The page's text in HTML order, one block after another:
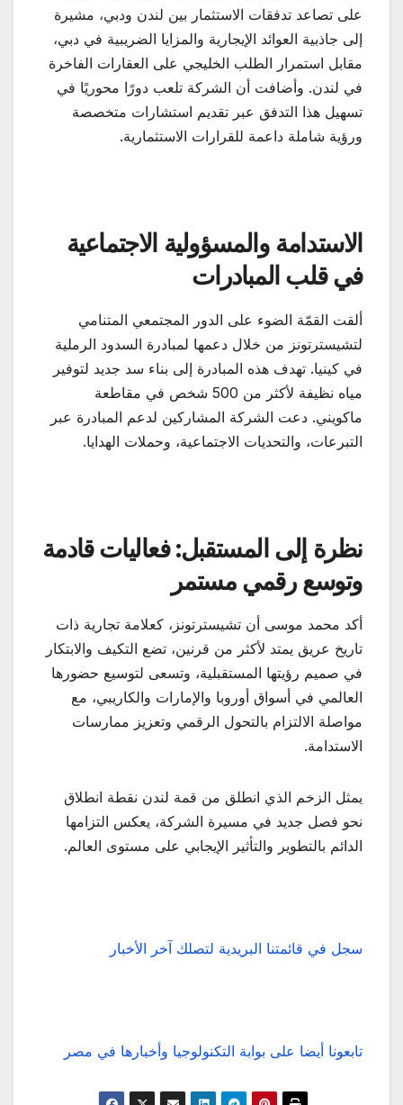
على تصاعد تدفقات الاستثمار بين لندن ودبي، مشيرة
إلى جاذبية العوائد الإيجارية والمزايا الضريبية في دبي،
مقابل استمرار الطلب الخليجي على العقارات الفاخرة
في لندن. وأضافت أن الشركة تلعب دورًا محوريًا في
تسهيل هذا التدفق عبر تقديم استشارات متخصصة
ورؤية شاملة داعمة للقرارات الاستثمارية.
الاستدامة والمسؤولية الاجتماعية
في قلب المبادرات
ألقت القمّة الضوء على الدور المجتمعي المتنامي
لتشيسترتونز من خلال دعمها لمبادرة السدود الرملية
في كينيا. تهدف هذه المبادرة إلى بناء سد جديد لتوفير
مياه نظيفة لأكثر من 500 شخص في مقاطعة
ماكويني. دعت الشركة المشاركين لدعم المبادرة عبر
التبرعات، والتحديات الاجتماعية، وحملات الهدايا.
نظرة إلى المستقبل: فعاليات قادمة
وتوسع رقمي مستمر
أكد محمد موسى أن تشيسترتونز، كعلامة تجارية ذات
تاريخ عريق يمتد لأكثر من قرنين، تضع التكيف والابتكار
في صميم رؤيتها المستقبلية، وتسعى لتوسيع حضورها
العالمي في أسواق أوروبا والإمارات والكاريبي، مع
مواصلة الالتزام بالتحول الرقمي وتعزيز ممارسات
الاستدامة.
يمثل الزخم الذي انطلق من قمة لندن نقطة انطلاق
نحو فصل جديد في مسيرة الشركة، يعكس التزامها
الدائم بالتطوير والتأثير الإيجابي على مستوى العالم.
سجل في قائمتنا البريدية لتصلك آخر الأخبار
تابعونا أيضا على بوابة التكنولوجيا وأخبارها في مصر